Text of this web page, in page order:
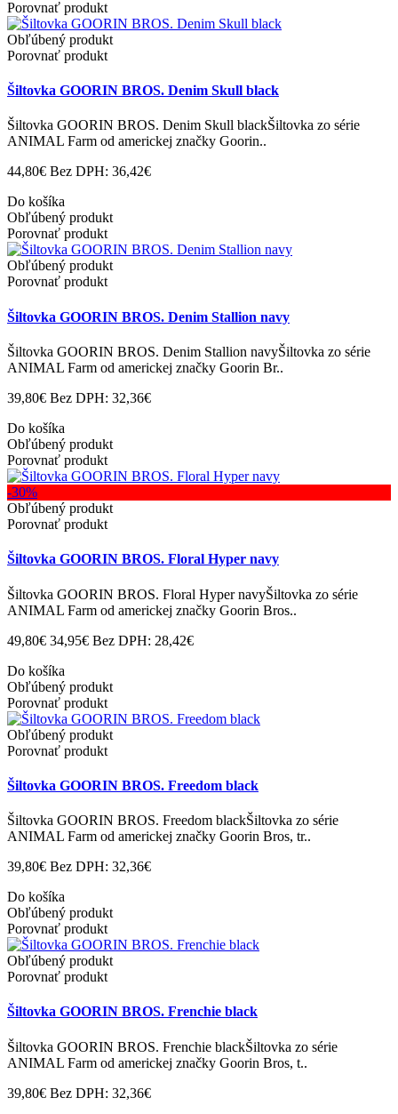
Porovnať produkt
Obľúbený produkt
Porovnať produkt
Šiltovka GOORIN BROS. Denim Skull black
Šiltovka GOORIN BROS. Denim Skull blackŠiltovka zo série
ANIMAL Farm od americkej značky Goorin..
44,80€ Bez DPH: 36,42€
Do košíka
Obľúbený produkt
Porovnať produkt
Obľúbený produkt
Porovnať produkt
Šiltovka GOORIN BROS. Denim Stallion navy
Šiltovka GOORIN BROS. Denim Stallion navyŠiltovka zo série
ANIMAL Farm od americkej značky Goorin Br..
39,80€ Bez DPH: 32,36€
Do košíka
Obľúbený produkt
Porovnať produkt
-30%
Obľúbený produkt
Porovnať produkt
Šiltovka GOORIN BROS. Floral Hyper navy
Šiltovka GOORIN BROS. Floral Hyper navyŠiltovka zo série
ANIMAL Farm od americkej značky Goorin Bros..
49,80€ 34,95€ Bez DPH: 28,42€
Do košíka
Obľúbený produkt
Porovnať produkt
Obľúbený produkt
Porovnať produkt
Šiltovka GOORIN BROS. Freedom black
Šiltovka GOORIN BROS. Freedom blackŠiltovka zo série
ANIMAL Farm od americkej značky Goorin Bros, tr..
39,80€ Bez DPH: 32,36€
Do košíka
Obľúbený produkt
Porovnať produkt
Obľúbený produkt
Porovnať produkt
Šiltovka GOORIN BROS. Frenchie black
Šiltovka GOORIN BROS. Frenchie blackŠiltovka zo série
ANIMAL Farm od americkej značky Goorin Bros, t..
39,80€ Bez DPH: 32,36€